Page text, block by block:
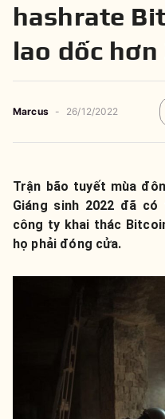
hashrate
lao dốc hơn
Marcus - 26/12/2022
Trận bão tuyết mùa
Giáng sinh 2022 đã
công ty khai thác
họ phải đóng cửa.